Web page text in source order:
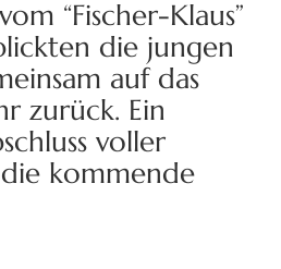
“Fischer-Klaus”
die jungen
auf das
zurück. Ein
voller
kommende